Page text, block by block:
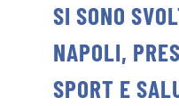
SI SONO
NAPOLI,
SPORT E